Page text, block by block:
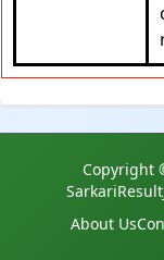
Copyright
About Us